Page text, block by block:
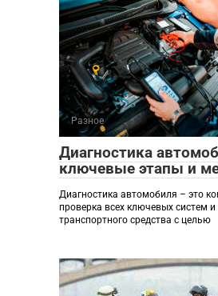
Разное
Диагностика
ключевые этапы и
Диагностика автомобиля – это
проверка всех ключевых систем и
транспортного средства с целью